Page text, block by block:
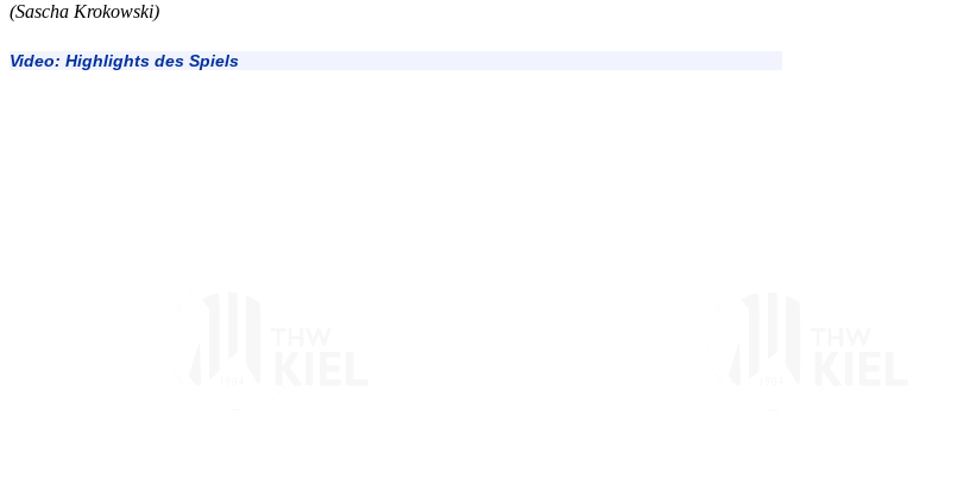
(Sascha Krokowski)
Video: Highlights des Spiels